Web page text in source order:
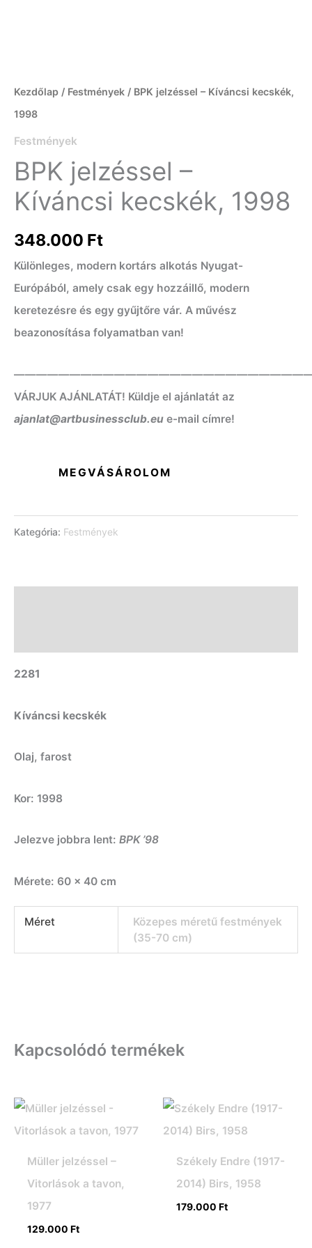
Kezdőlap / Festmények / BPK jelzéssel – Kíváncsi kecskék,
1998
Festmények
BPK jelzéssel –
Kíváncsi kecskék, 1998
348.000 Ft
Különleges, modern kortárs alkotás Nyugat-
Európából, amely csak egy hozzáillő, modern
keretezésre és egy gyűjtőre vár. A művész
beazonosítása folyamatban van!
VÁRJUK AJÁNLATÁT! Küldje el ajánlatát az
ajanlat@artbusinessclub.eu e-mail címre!
MEGVÁSÁROLOM
Kategória: Festmények
2281
Kíváncsi kecskék
Olaj, farost
Kor: 1998
Jelezve jobbra lent: BPK ’98
Mérete: 60 x 40 cm
Méret
Közepes méretű festmények
(35-70 cm)
Kapcsolódó termékek
Müller jelzéssel –
Vitorlások a tavon,
1977
129.000 Ft
Székely Endre (1917-
2014) Birs, 1958
179.000 Ft